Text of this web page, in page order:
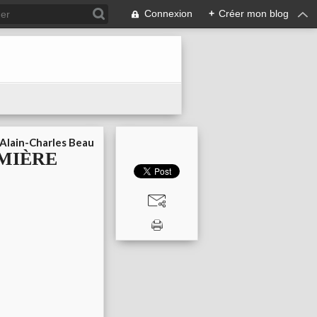
Connexion + Créer mon blog
Alain-Charles Beau